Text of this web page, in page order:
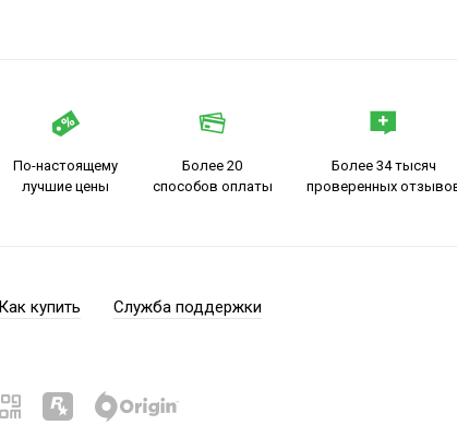
По-настоящему
лучшие цены
Более 20
способов оплаты
Более 34 тысяч
проверенных
Как купить Служба поддержки